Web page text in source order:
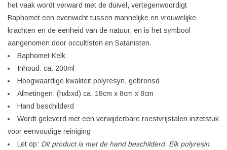
het vaak wordt verward met de duivel, vertegenwoordigt
Baphomet een evenwicht tussen mannelijke en vrouwelijke
krachten en de eenheid van de natuur, en is het symbool
aangenomen door occultisten en Satanisten.
Baphomet Kelk
Inhoud: ca. 200ml
Hoogwaardige kwaliteit polyresyn, gebronsd
Afmetingen: (hxbxd) ca. 18cm x 8cm x 8cm
Hand beschilderd
Wordt geleverd met een verwijderbare roestvrijstalen inzetstuk
voor eenvoudige reiniging
Let op: Dit product is met de hand beschilderd. Elk polyresin